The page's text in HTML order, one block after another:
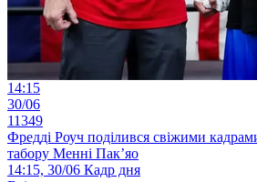
14:15
30/06
11349
Фредді Роуч поділився свіжими
табору Менні Пак’яо
14:15, 30/06 Кадр дня